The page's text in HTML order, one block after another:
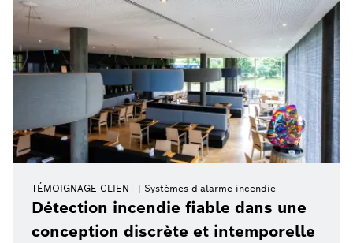
TÉMOIGNAGE CLIENT Systèmes d'alarme incendie
Détection incendie fiable dans une
conception discrète et intemporelle